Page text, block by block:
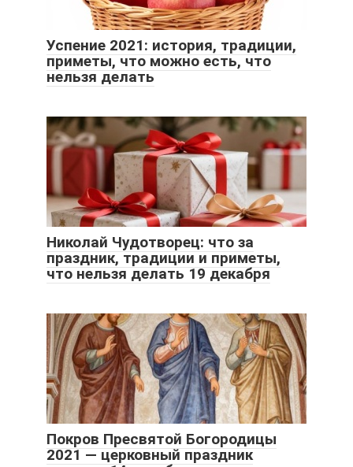
Успение 2021: история, традиции,
приметы, что можно есть, что
нельзя делать
Николай Чудотворец: что за
праздник, традиции и приметы,
что нельзя делать 19 декабря
Покров Пресвятой Богородицы
2021 — церковный праздник